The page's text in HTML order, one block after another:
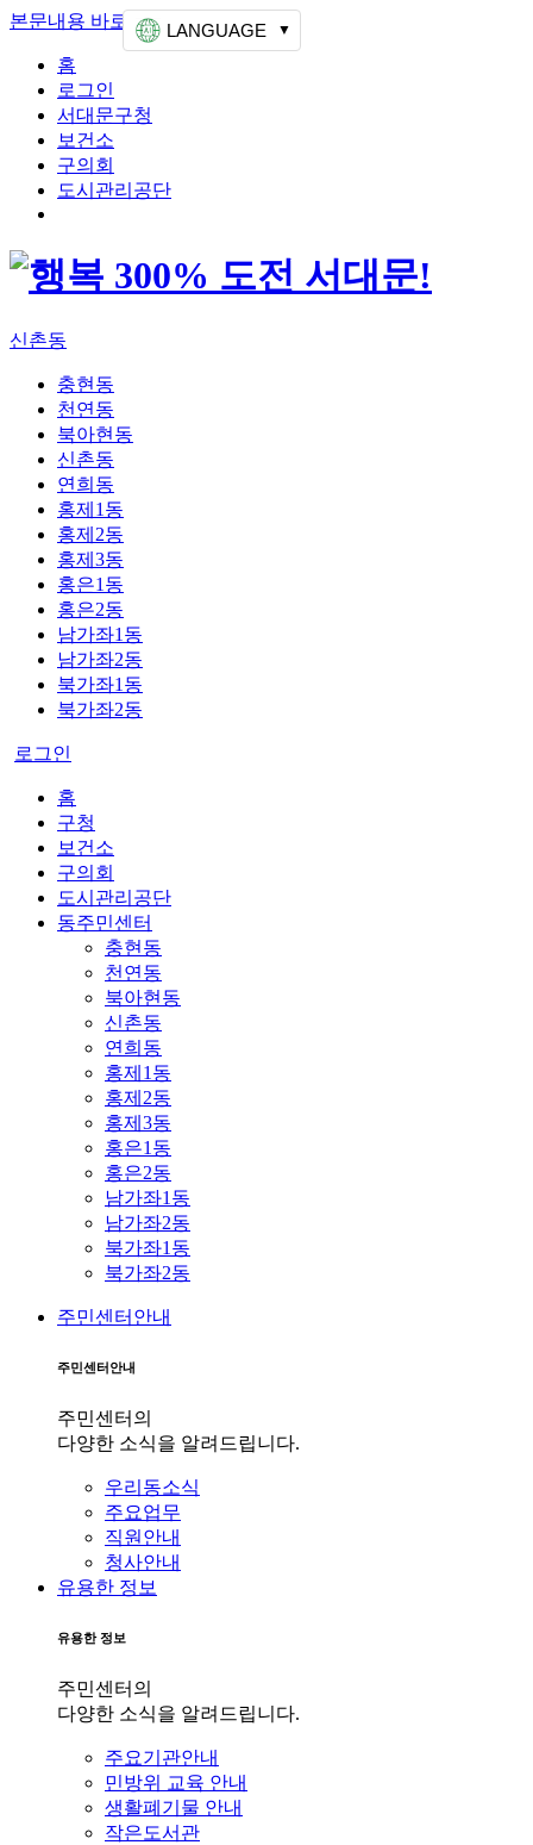
본문내용 바로가기 상단메뉴 가기
홈
로그인
서대문구청
보건소
구의회
도시관리공단
신촌동
충현동
천연동
북아현동
신촌동
연희동
홍제1동
홍제2동
홍제3동
홍은1동
홍은2동
남가좌1동
남가좌2동
북가좌1동
북가좌2동
로그인
LANGUAGE
홈
구청
보건소
구의회
도시관리공단
동주민센터
충현동
천연동
북아현동
신촌동
연희동
홍제1동
홍제2동
홍제3동
홍은1동
홍은2동
남가좌1동
남가좌2동
북가좌1동
북가좌2동
주민센터안내
주민센터안내
주민센터의
다양한 소식을 알려드립니다.
우리동소식
주요업무
직원안내
청사안내
유용한 정보
유용한 정보
주민센터의
다양한 소식을 알려드립니다.
주요기관안내
민방위 교육 안내
생활폐기물 안내
작은도서관